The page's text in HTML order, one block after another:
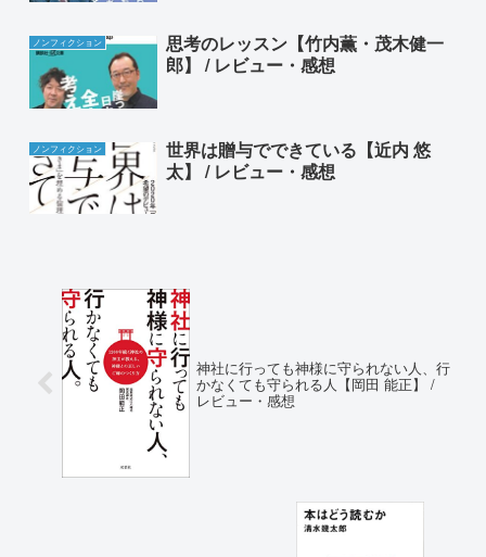
ノンフィクション
思考のレッスン【竹内薫・茂木健一
郎】 / レビュー・感想
ノンフィクション
世界は贈与でできている【近内 悠
太】 / レビュー・感想
神社に行っても神様に守られない人、行
かなくても守られる人【岡田 能正】 /
レビュー・感想